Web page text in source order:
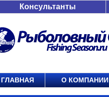
Консультанты
ГЛАВНАЯ О КОМПАНИИ